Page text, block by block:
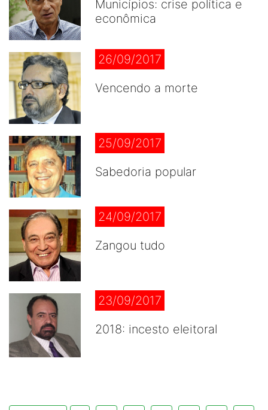
Municípios: crise política e
econômica
26/09/2017
Vencendo a morte
25/09/2017
Sabedoria popular
24/09/2017
Zangou tudo
23/09/2017
2018: incesto eleitoral